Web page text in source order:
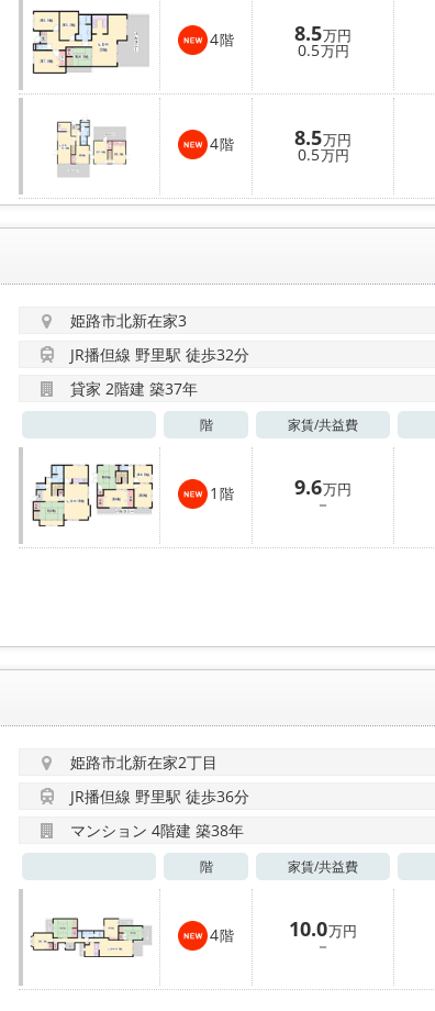
4階 8.5万円
0.5万円
4階 8.5万円
0.5万円
姫路市北新在家3
JR播但線 野里駅 徒歩32分
貸家 2階建 築37年
階 家賃/共益費
1 階 9.6万円
－
姫路市北新在家2丁目
JR播但線 野里駅 徒歩36分
マンション 4階建 築38年
階 家賃/共益費
4階 10.0万円
－